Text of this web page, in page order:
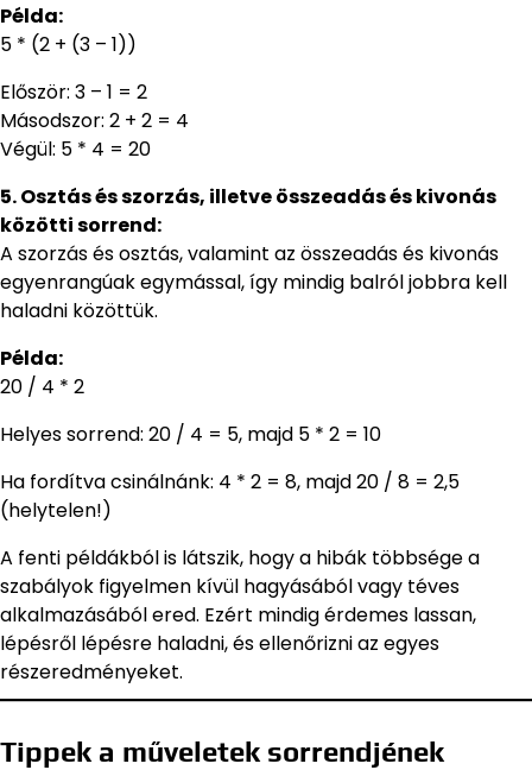
Példa:
5 * (2 + (3 – 1))
Először: 3 – 1 = 2
Másodszor: 2 + 2 = 4
Végül: 5 * 4 = 20
5. Osztás és szorzás, illetve összeadás és kivonás
közötti sorrend:
A szorzás és osztás, valamint az összeadás és kivonás
egyenrangúak egymással, így mindig balról jobbra kell
haladni közöttük.
Példa:
20 / 4 * 2
Helyes sorrend: 20 / 4 = 5, majd 5 * 2 = 10
Ha fordítva csinálnánk: 4 * 2 = 8, majd 20 / 8 = 2,5
(helytelen!)
A fenti példákból is látszik, hogy a hibák többsége a
szabályok figyelmen kívül hagyásából vagy téves
alkalmazásából ered. Ezért mindig érdemes lassan,
lépésről lépésre haladni, és ellenőrizni az egyes
részeredményeket.
Tippek a műveletek sorrendjének